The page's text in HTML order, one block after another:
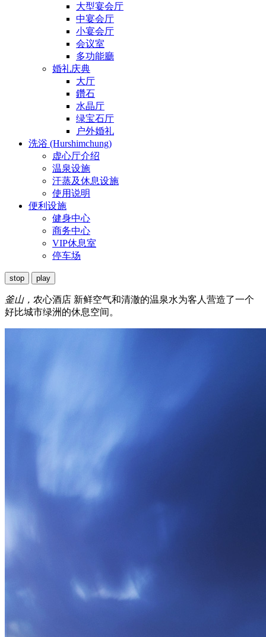
大型宴会厅
中宴会厅
小宴会厅
会议室
多功能廳
婚礼庆典
大厅
鑽石
水晶厅
绿宝石厅
户外婚礼
洗浴 (Hurshimchung)
虚心厅介绍
温泉设施
汗蒸及休息设施
使用说明
便利设施
健身中心
商务中心
VIP休息室
停车场
stop play
釜山， 农心酒店 新鲜空气和清澈的温泉水为客人营造了一个
好比城市绿洲的休息空间。